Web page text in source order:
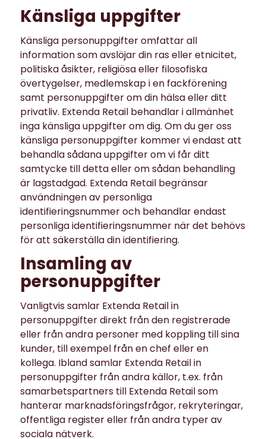
Känsliga uppgifter
Känsliga personuppgifter omfattar all
information som avslöjar din ras eller etnicitet,
politiska åsikter, religiösa eller filosofiska
övertygelser, medlemskap i en fackförening
samt personuppgifter om din hälsa eller ditt
privatliv. Extenda Retail behandlar i allmänhet
inga känsliga uppgifter om dig. Om du ger oss
känsliga personuppgifter kommer vi endast att
behandla sådana uppgifter om vi får ditt
samtycke till detta eller om sådan behandling
är lagstadgad. Extenda Retail begränsar
användningen av personliga
identifieringsnummer och behandlar endast
personliga identifieringsnummer när det behövs
för att säkerställa din identifiering.
Insamling av
personuppgifter
Vanligtvis samlar Extenda Retail in
personuppgifter direkt från den registrerade
eller från andra personer med koppling till sina
kunder, till exempel från en chef eller en
kollega. Ibland samlar Extenda Retail in
personuppgifter från andra källor, t.ex. från
samarbetspartners till Extenda Retail som
hanterar marknadsföringsfrågor, rekryteringar,
offentliga register eller från andra typer av
sociala nätverk.